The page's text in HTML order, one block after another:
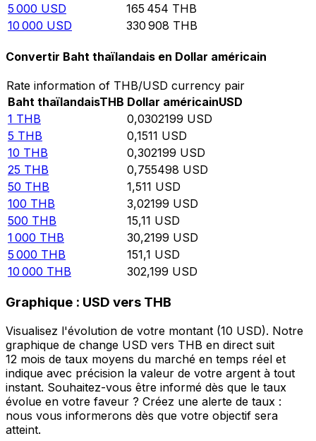
5 000 USD 165 454 THB
10 000 USD 330 908 THB
Convertir Baht thaïlandais en Dollar américain
Rate information of THB/USD currency pair
Baht thaïlandaisTHB Dollar américainUSD
1 THB 0,0302199 USD
5 THB 0,1511 USD
10 THB 0,302199 USD
25 THB 0,755498 USD
50 THB 1,511 USD
100 THB 3,02199 USD
500 THB 15,11 USD
1 000 THB 30,2199 USD
5 000 THB 151,1 USD
10 000 THB 302,199 USD
Graphique : USD vers THB
Visualisez l'évolution de votre montant (10 USD). Notre
graphique de change USD vers THB en direct suit
12 mois de taux moyens du marché en temps réel et
indique avec précision la valeur de votre argent à tout
instant. Souhaitez-vous être informé dès que le taux
évolue en votre faveur ? Créez une alerte de taux :
nous vous informerons dès que votre objectif sera
atteint.